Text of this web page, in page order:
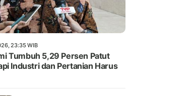
23:35 WIB
Tumbuh 5,29 Persen Patut
Industri dan Pertanian Harus